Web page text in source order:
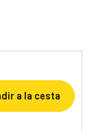
a la cesta